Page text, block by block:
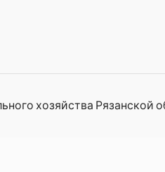
хозяйства Рязанской